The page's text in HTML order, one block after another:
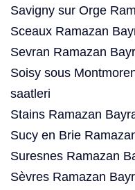
Savigny sur Orge
Sceaux Ramazan
Sevran Ramazan
Soisy sous
saatleri
Stains Ramazan
Sucy en Brie
Suresnes Ramazan
Sèvres Ramazan